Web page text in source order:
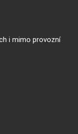
i mimo provozní